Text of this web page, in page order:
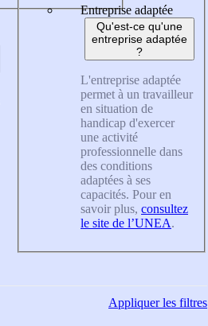
Entreprise adaptée
Qu'est-ce qu'une
entreprise adaptée
?
L'entreprise adaptée
permet à un travailleur
en situation de
handicap d'exercer
une activité
professionnelle dans
des conditions
adaptées à ses
capacités. Pour en
savoir plus, consultez
le site de l’UNEA.
Appliquerles filtres